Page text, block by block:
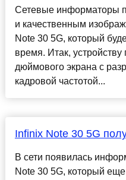
Сетевые информаторы
и качественным
Note 30 5G, который
время. Итак,
дюймового экрана с
кадровой частотой...
Infinix Note 30 5G
В сети появилась
Note 30 5G, который